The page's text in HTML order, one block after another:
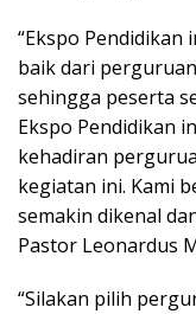
“Ekspo
baik dari
sehingga peserta
Ekspo Pendidikan
kehadiran
kegiatan ini. Kami
semakin dikenal
Pastor Leonardus
“Silakan pilih